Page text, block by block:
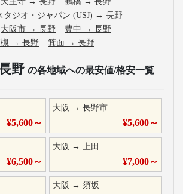
ジオ・ジャパン (USJ) → 長野
大阪市 → 長野 豊中 → 長野
→ 長野 箕面 → 長野
野 の各地域への最安値/格安一覧
¥5,600～
大阪 →長野市
¥5,600～
¥6,500～
大阪 →上田
¥7,000～
大阪 →須坂